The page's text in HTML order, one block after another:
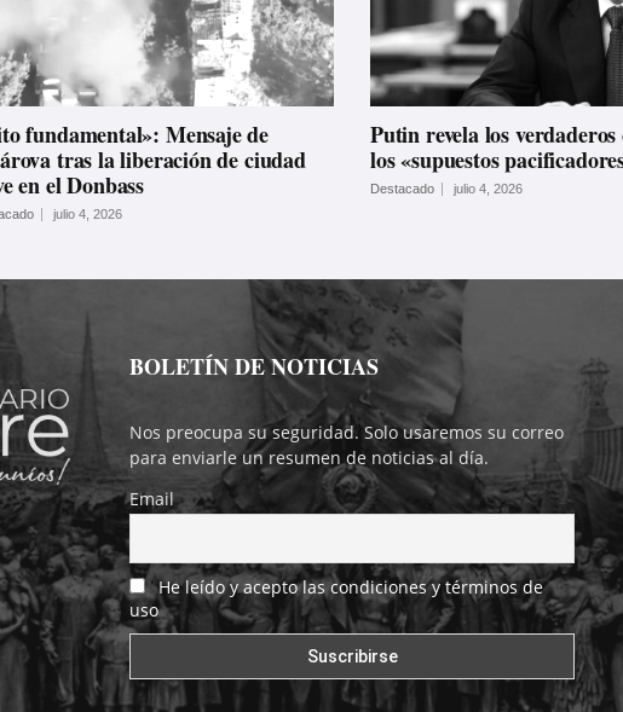
fundamental»: Mensaje de
tras la liberación de ciudad
en el Donbass
julio 4, 2026
Putin revela los
los «supuestos
Destacado julio 4, 2026
BOLETÍN DE NOTICIAS
Nos preocupa su seguridad. Solo usaremos su correo
para enviarle un resumen de noticias al día.
Email
He leído y acepto las condiciones y términos de
uso